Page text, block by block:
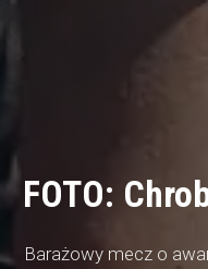
FOTO:
Barażowy mecz o